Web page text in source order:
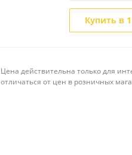
Купить в
Цена действительна только для
отличаться от цен в розничных